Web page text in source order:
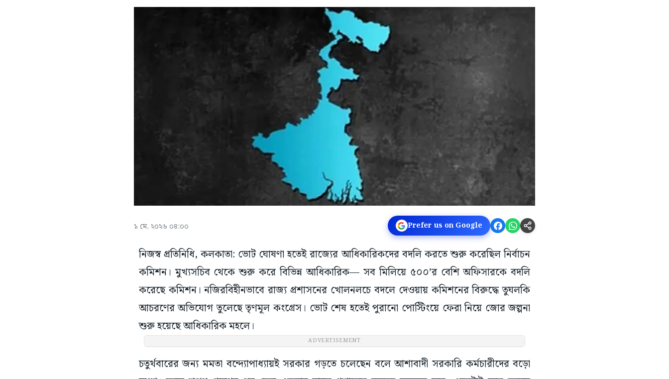
১ মে, ২০২৬ ০৪:০০ Prefer us on Google
নিজস্ব প্রতিনিধি, কলকাতা: ভোট ঘোষণা হতেই রাজ্যের আধিকারিকদের বদলি করতে শুরু করেছিল নির্বাচন
কমিশন। মুখ্যসচিব থেকে শুরু করে বিভিন্ন আধিকারিক— সব মিলিয়ে ৫০০’র বেশি অফিসারকে বদলি
করেছে কমিশন। নজিরবিহীনভাবে রাজ্য প্রশাসনের খোলনলচে বদলে দেওয়ায় কমিশনের বিরুদ্ধে তুঘলকি
আচরণের অভিযোগ তুলেছে তৃণমূল কংগ্রেস। ভোট শেষ হতেই পুরানো পোস্টিংয়ে ফেরা নিয়ে জোর জল্পনা
শুরু হয়েছে আধিকারিক মহলে।
ADVERTISEMENT
চতুর্থবারের জন্য মমতা বন্দ্যোপাধ্যায়ই সরকার গড়তে চলেছেন বলে আশাবাদী সরকারি কর্মচারীদের বড়ো